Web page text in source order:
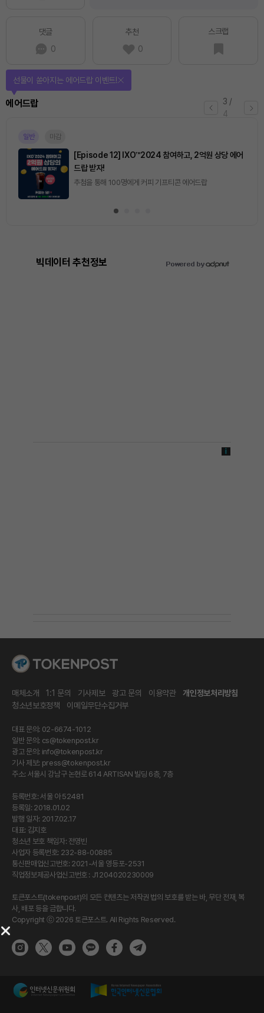
댓글
0
추천
0
스크랩
4 /
4
퀴즈
퀴즈풀고 선물 받자!
마감
[토큰포스트] 기사 퀴즈 658회차
2026.08.07 (금) ~ 2026.08.08 (토)
빅데이터 추천정보
매체소개 1:1 문의 기사제보 광고 문의 이용약관
개인정보처리방침
청소년보호정책
이메일무단수집거부
대표 문의: 02-6674-1012
일반 문의: cs@tokenpost.kr
광고 문의: info@tokenpost.kr
기사 제보: press@tokenpost.kr
주소: 서울시 강남구 논현로 614 ARTISAN 빌딩 6층, 7층
등록번호: 서울 아 52481
등록일: 2018.01.02
발행 일자: 2017.02.17
대표: 김지호
청소년 보호 책임자: 전영빈
사업자 등록번호: 232-88-00885
통신판매업신고번호: 2021-서울 영등포-2531
직업정보제공사업신고번호 : J1204020230009
토큰포스트(tokenpost)의 모든 컨텐츠는 저작권 법의 보호를 받는 바, 무단 전재, 복
사, 배포 등을 금합니다.
Copyright ⓒ 2026 토큰포스트. All Rights Reserved.